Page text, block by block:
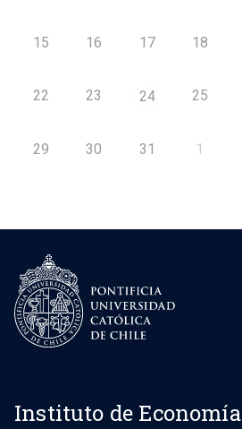
15 16 17 18
22 23 24 25
29 30 31 1
Instituto de Economía